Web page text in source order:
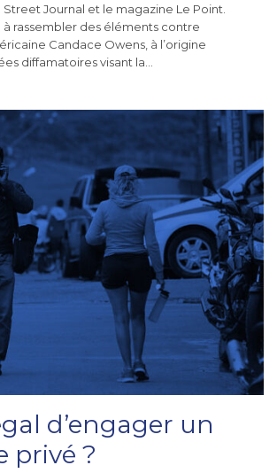
Journal et le magazine Le Point.
à rassembler des éléments contre
Candace Owens, à l’origine
diffamatoires visant la…
d’engager un
privé ?